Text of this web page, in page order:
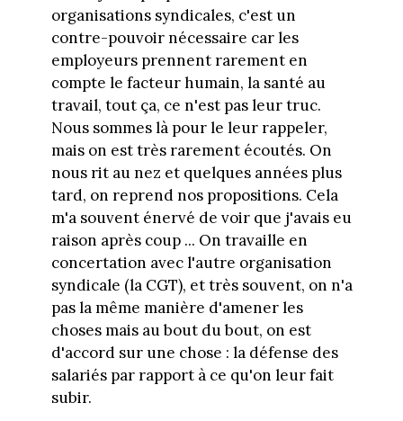
organisations syndicales, c'est un
contre-pouvoir nécessaire car les
employeurs prennent rarement en
compte le facteur humain, la santé au
travail, tout ça, ce n'est pas leur truc.
Nous sommes là pour le leur rappeler,
mais on est très rarement écoutés. On
nous rit au nez et quelques années plus
tard, on reprend nos propositions. Cela
m'a souvent énervé de voir que j'avais eu
raison après coup ... On travaille en
concertation avec l'autre organisation
syndicale (la CGT), et très souvent, on n'a
pas la même manière d'amener les
choses mais au bout du bout, on est
d'accord sur une chose : la défense des
salariés par rapport à ce qu'on leur fait
subir.